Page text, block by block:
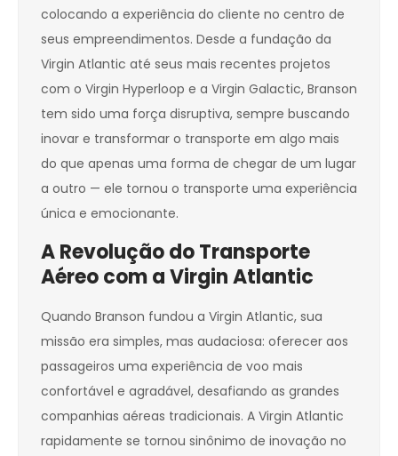
colocando a experiência do cliente no centro de
seus empreendimentos. Desde a fundação da
Virgin Atlantic até seus mais recentes projetos
com o Virgin Hyperloop e a Virgin Galactic, Branson
tem sido uma força disruptiva, sempre buscando
inovar e transformar o transporte em algo mais
do que apenas uma forma de chegar de um lugar
a outro — ele tornou o transporte uma experiência
única e emocionante.
A Revolução do Transporte
Aéreo com a Virgin Atlantic
Quando Branson fundou a Virgin Atlantic, sua
missão era simples, mas audaciosa: oferecer aos
passageiros uma experiência de voo mais
confortável e agradável, desafiando as grandes
companhias aéreas tradicionais. A Virgin Atlantic
rapidamente se tornou sinônimo de inovação no